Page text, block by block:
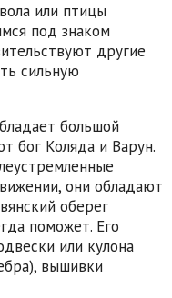
или птицы
под знаком
другие
сильную
большой
бог Коляда и Варун.
они обладают
оберег
поможет. Его
или кулона
вышивки